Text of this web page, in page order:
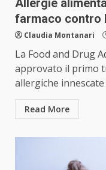
Allergie
farmaco contro
Claudia Montanari
La Food and Drug
approvato il primo
allergiche innescate
Read More